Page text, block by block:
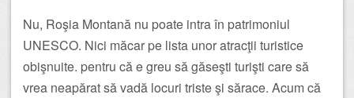
Nu, Roşia Montană nu poate intra în patrimoniul
UNESCO. Nici măcar pe lista unor atracţii turistice
obişnuite. pentru că e greu să găseşti turişti care să
vrea neapărat să vadă locuri triste şi sărace. Acum că